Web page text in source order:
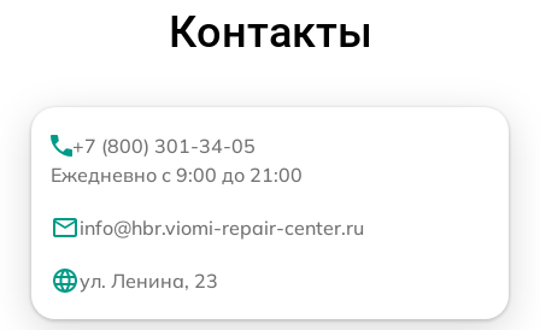
Контакты
+7 (800) 301-34-05
Ежедневно с 9:00 до 21:00
info@hbr.viomi-repair-center.ru
ул. Ленина, 23